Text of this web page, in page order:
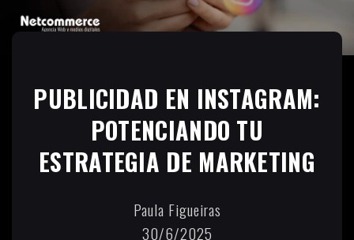
PUBLICIDAD EN INSTAGRAM:
POTENCIANDO TU
ESTRATEGIA DE MARKETING
Paula Figueiras
30/6/2025